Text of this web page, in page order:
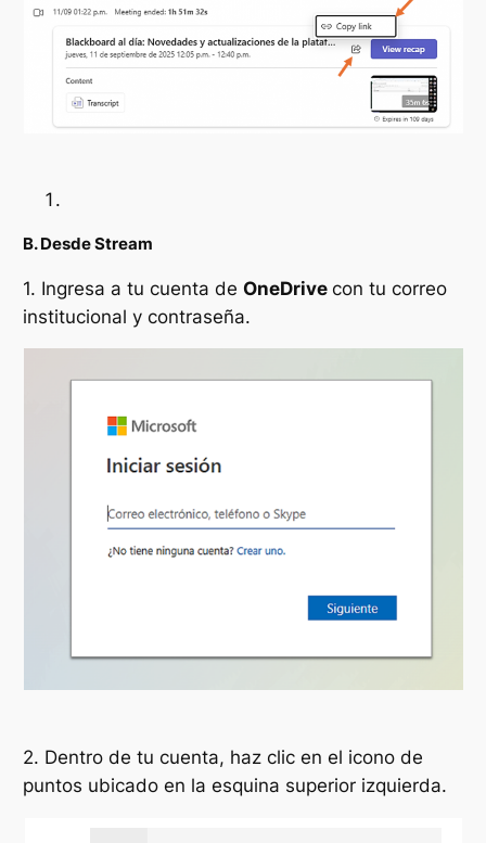
B. Desde Stream
1. Ingresa a tu cuenta deOneDrivecon tu correo
institucional y contraseña.
2. Dentro de tu cuenta, haz clic en el icono de
puntos ubicado en la esquina superior izquierda.